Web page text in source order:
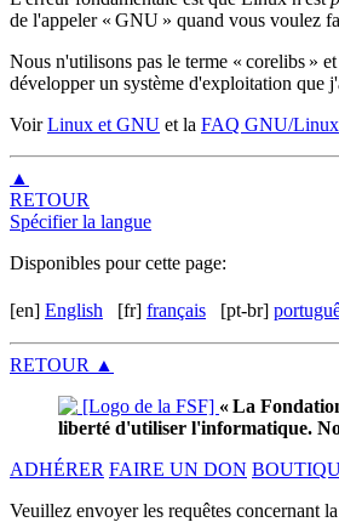
de l'appeler « GNU » quand vous voulez
Nous n'utilisons pas le terme « corelibs »
développer un système d'exploitation que
VoirLinux et GNU et la FAQ GNU/Linux
▲
RETOUR
Spécifier la langue
Disponibles pour cette page:
[en] English [fr] français [pt-br]
RETOUR ▲
« La
liberté d'utiliser l'informatique.
ADHÉRER FAIRE UN DON
Veuillez envoyer les requêtes concernant